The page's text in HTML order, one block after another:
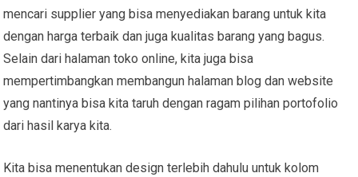
mencari supplier yang bisa menyediakan barang untuk kita
dengan harga terbaik dan juga kualitas barang yang bagus.
Selain dari halaman toko online, kita juga bisa
mempertimbangkan membangun halaman blog dan website
yang nantinya bisa kita taruh dengan ragam pilihan portofolio
dari hasil karya kita.
Kita bisa menentukan design terlebih dahulu untuk kolom